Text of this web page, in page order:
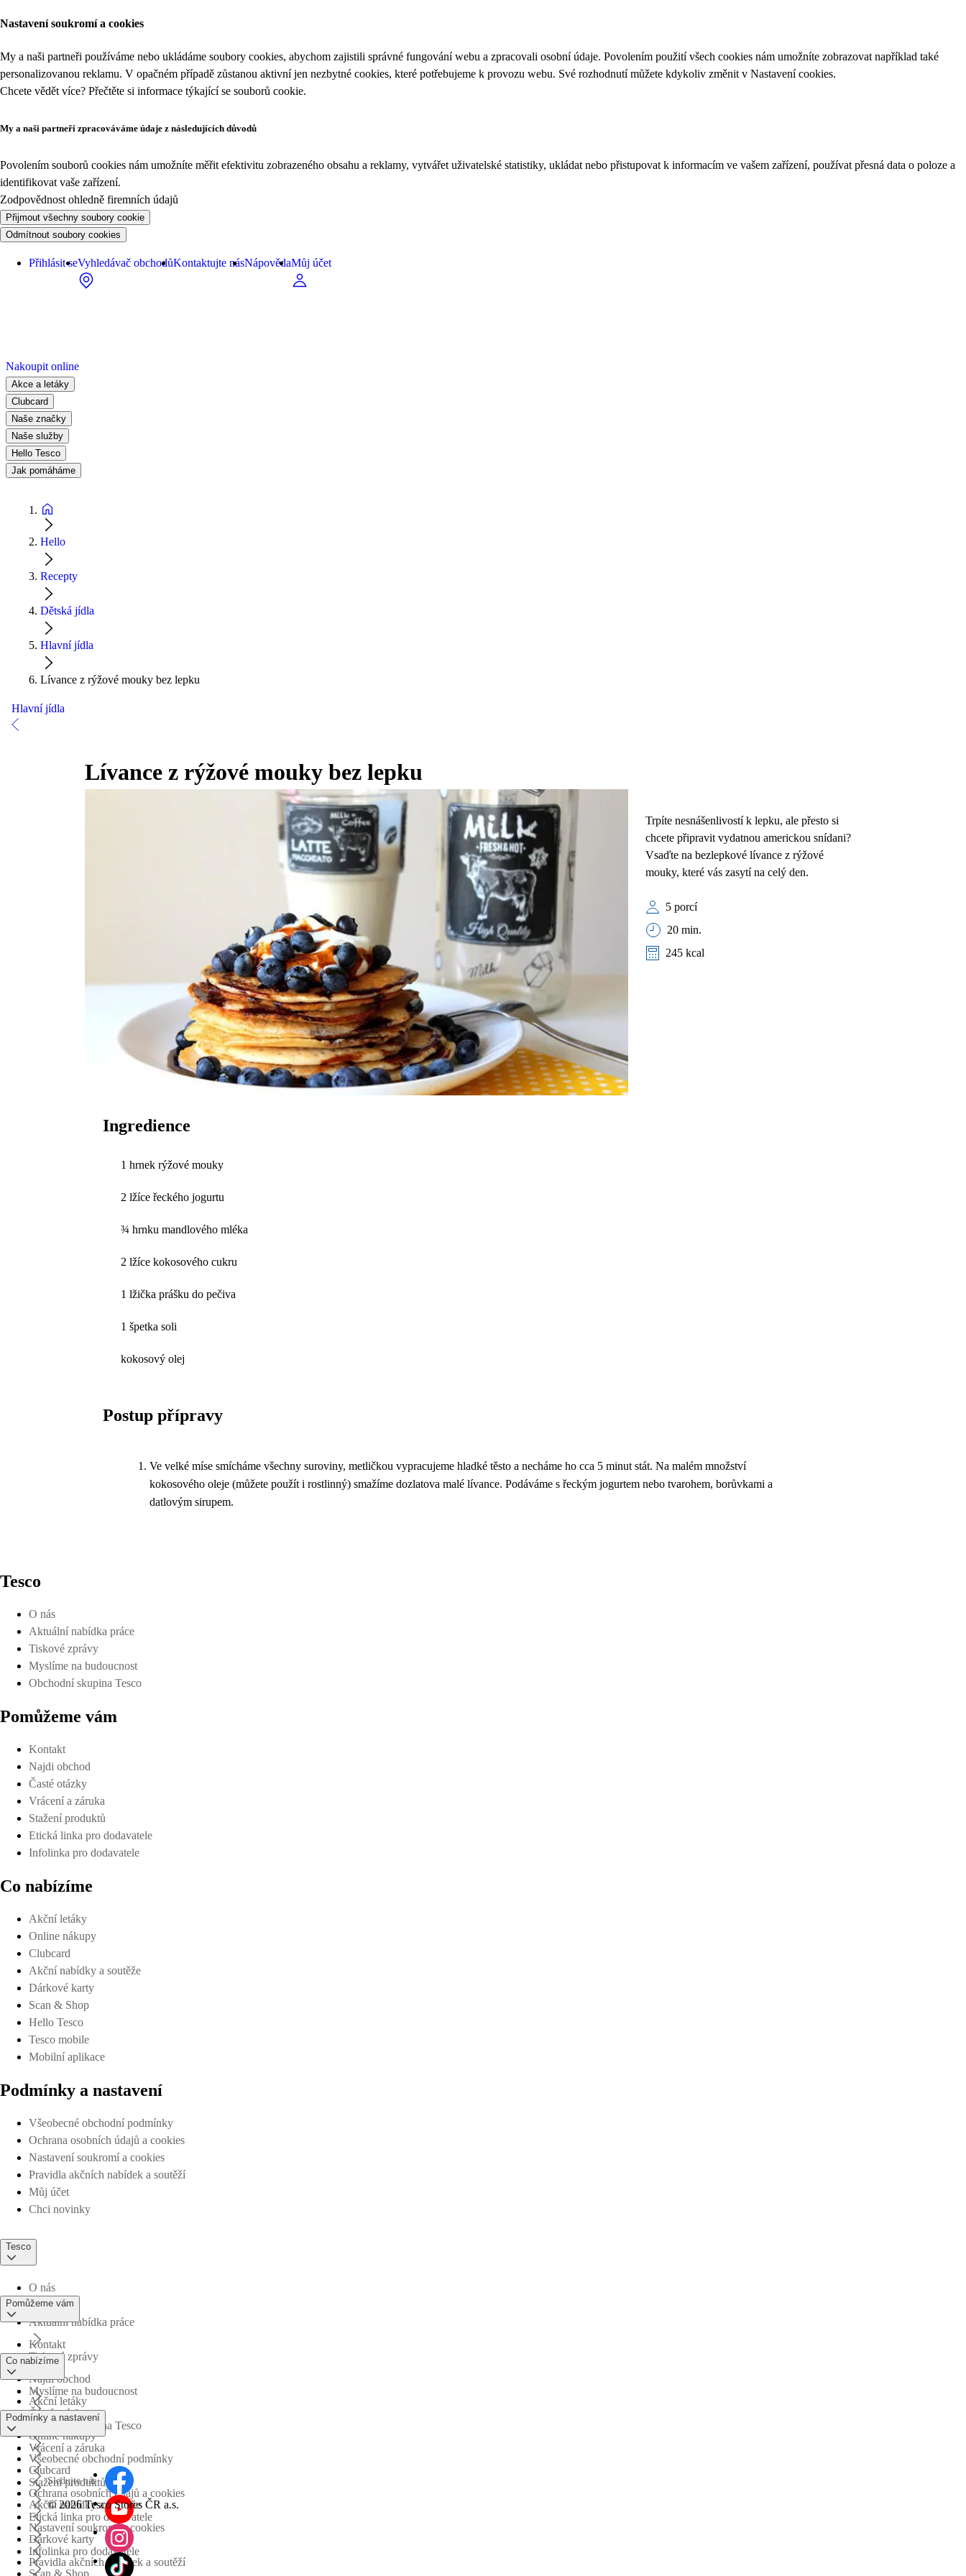
Nastavení soukromí a cookies
My a naši partneři používáme nebo ukládáme soubory cookies, abychom zajistili správné fungování webu a zpracovali osobní údaje. Povolením použití všech cookies nám umožníte zobrazovat například také
personalizovanou reklamu. V opačném případě zůstanou aktivní jen nezbytné cookies, které potřebujeme k provozu webu. Své rozhodnutí můžete kdykoliv změnit v Nastavení cookies.
Chcete vědět více? Přečtěte si informace týkající se souborů cookie.
My a naši partneři zpracováváme údaje z následujících důvodů
Povolením souborů cookies nám umožníte měřit efektivitu zobrazeného obsahu a reklamy, vytvářet uživatelské statistiky, ukládat nebo přistupovat k informacím ve vašem zařízení, používat přesná data o poloze a
identifikovat vaše zařízení.
Zodpovědnost ohledně firemních údajů
Přijmout všechny soubory cookie
Odmítnout soubory cookies
Přihlásit seVyhledávač obchodůKontaktujte násNápovědaMůj účet
Nakoupit online
Akce a letáky
Clubcard
Naše značky
Naše služby
Hello Tesco
Jak pomáháme
Hello
Recepty
Dětská jídla
Hlavní jídla
Lívance z rýžové mouky bez lepku
Hlavní jídla
Lívance z rýžové mouky bez lepku
Trpíte nesnášenlivostí k lepku, ale přesto si
chcete připravit vydatnou americkou snídani?
Vsaďte na bezlepkové lívance z rýžové
mouky, které vás zasytí na celý den.
5 porcí
20 min.
245 kcal
Ingredience
1 hrnek rýžové mouky
2 lžíce řeckého jogurtu
¾ hrnku mandlového mléka
2 lžíce kokosového cukru
1 lžička prášku do pečiva
1 špetka soli
kokosový olej
Postup přípravy
Ve velké míse smícháme všechny suroviny, metličkou vypracujeme hladké těsto a necháme ho cca 5 minut stát. Na malém množství
kokosového oleje (můžete použít i rostlinný) smažíme dozlatova malé lívance. Podáváme s řeckým jogurtem nebo tvarohem, borůvkami a
datlovým sirupem.
Tesco
O nás
Aktuální nabídka práce
Tiskové zprávy
Myslíme na budoucnost
Obchodní skupina Tesco
Pomůžeme vám
Kontakt
Najdi obchod
Časté otázky
Vrácení a záruka
Stažení produktů
Etická linka pro dodavatele
Infolinka pro dodavatele
Co nabízíme
Akční letáky
Online nákupy
Clubcard
Akční nabídky a soutěže
Dárkové karty
Scan & Shop
Hello Tesco
Tesco mobile
Mobilní aplikace
Podmínky a nastavení
Všeobecné obchodní podmínky
Ochrana osobních údajů a cookies
Nastavení soukromí a cookies
Pravidla akčních nabídek a soutěží
Můj účet
Chci novinky
Tesco
O nás
Aktuální nabídka práce
Tiskové zprávy
Myslíme na budoucnost
Obchodní skupina Tesco
Pomůžeme vám
Kontakt
Najdi obchod
Časté otázky
Vrácení a záruka
Stažení produktů
Etická linka pro dodavatele
Infolinka pro dodavatele
Co nabízíme
Akční letáky
Online nákupy
Clubcard
Akční nabídky a soutěže
Dárkové karty
Podmínky a nastavení
Všeobecné obchodní podmínky
Ochrana osobních údajů a cookies
Nastavení soukromí a cookies
Pravidla akčních nabídek a soutěží
Sledujte nás
© 2026 Tesco Stores ČR a.s.